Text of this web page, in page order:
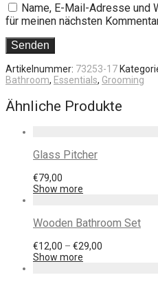
Name, E-Mail-Adresse
für meinen nächsten
Artikelnummer: 73253-17
Bathroom, Essentials, Grooming
Ähnliche Produkte
Glass Pitcher
€79,00
Show more
Wooden Bathroom Set
€12,00 – €29,00
Show more